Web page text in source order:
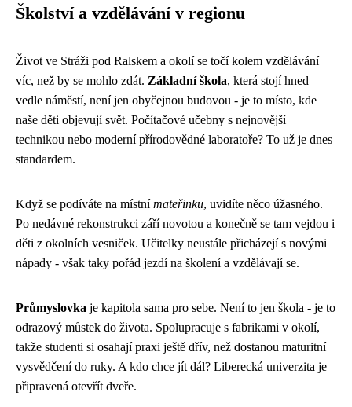
Školství a vzdělávání v regionu
Život ve Stráži pod Ralskem a okolí se točí kolem vzdělávání
víc, než by se mohlo zdát. Základní škola, která stojí hned
vedle náměstí, není jen obyčejnou budovou - je to místo, kde
naše děti objevují svět. Počítačové učebny s nejnovější
technikou nebo moderní přírodovědné laboratoře? To už je dnes
standardem.
Když se podíváte na místnímateřinku, uvidíte něco úžasného.
Po nedávné rekonstrukci září novotou a konečně se tam vejdou i
děti z okolních vesniček. Učitelky neustále přicházejí s novými
nápady - však taky pořád jezdí na školení a vzdělávají se.
Průmyslovka je kapitola sama pro sebe. Není to jen škola - je to
odrazový můstek do života. Spolupracuje s fabrikami v okolí,
takže studenti si osahají praxi ještě dřív, než dostanou maturitní
vysvědčení do ruky. A kdo chce jít dál? Liberecká univerzita je
připravená otevřít dveře.